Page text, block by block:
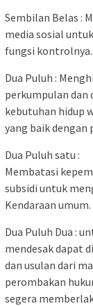
Sembilan Belas :
media sosial
fungsi kontrolnya.
Dua Puluh :
perkumpulan dan
kebutuhan hidup
yang baik dengan
Dua Puluh satu :
Membatasi
subsidi untuk
Kendaraan umum.
Dua Puluh Dua :
mendesak dapat
dan usulan dari
perombakan
segera